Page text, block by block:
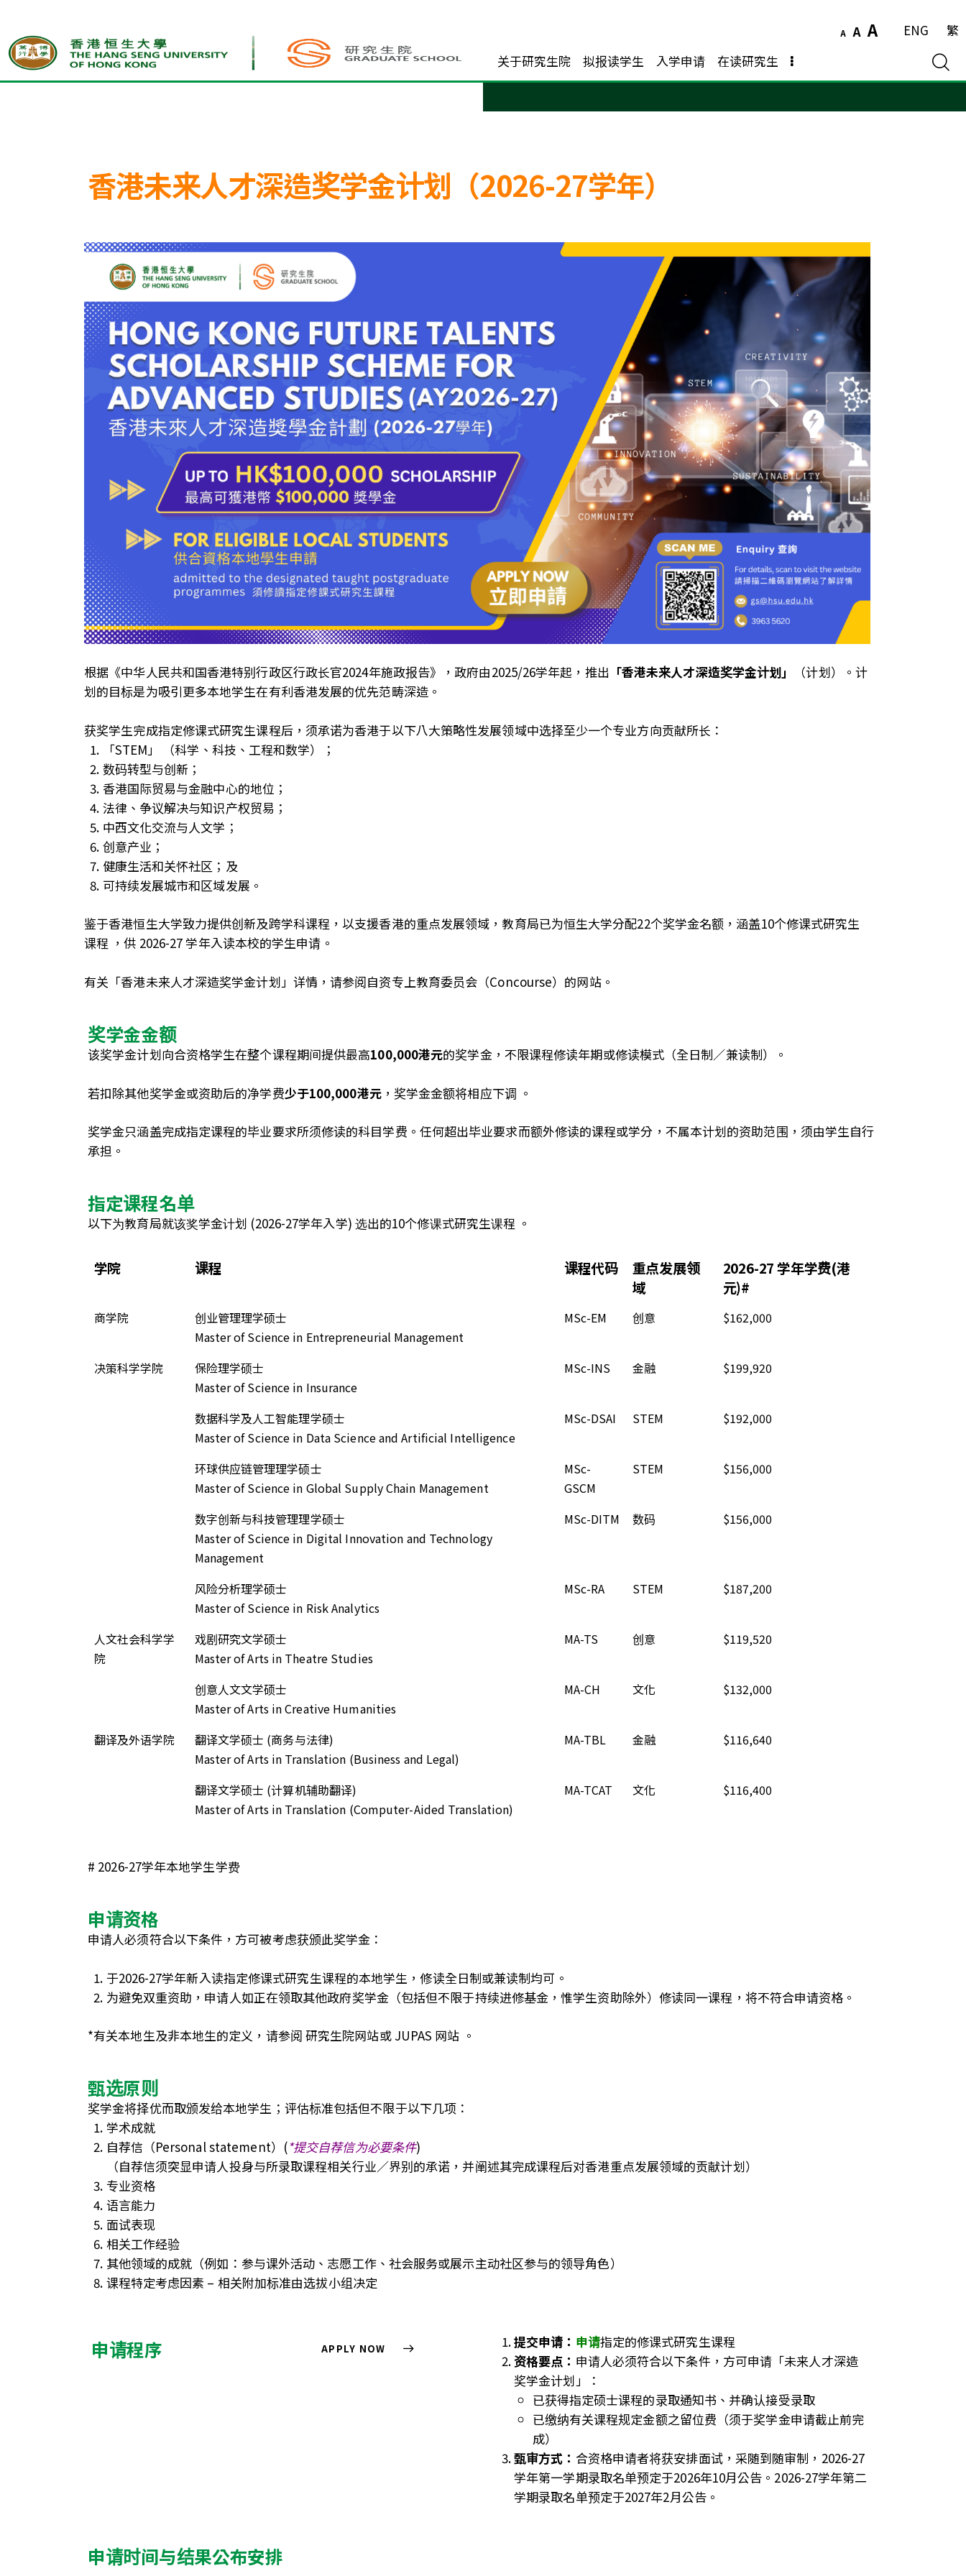
关于研究生院 拟报读学生 入学申请 在读研究生
A A A ENG 繁
香港未来人才深造奖学金计划（2026-27学年）
根据《中华人民共和国香港特别行政区行政长官2024年施政报告》，政府由2025/26学年起，推出 「香港未来人才深造奖学金计划」
（计划）。计
划的目标是为吸引更多本地学生在有利香港发展的优先范畴深造。
获奖学生完成指定修课式研究生课程后，须承诺为香港于以下八大策略性发展领域中选择至少一个专业方向贡献所长：
「STEM」 （科学、科技、工程和数学）；
数码转型与创新；
香港国际贸易与金融中心的地位；
法律、争议解决与知识产权贸易；
中西文化交流与人文学；
创意产业；
健康生活和关怀社区；及
可持续发展城市和区域发展。
鉴于香港恒生大学致力提供创新及跨学科课程，以支援香港的重点发展领域，教育局已为恒生大学分配22个奖学金名额，涵盖10个修课式研究生
课程 ，供 2026-27 学年入读本校的学生申请。
有关「香港未来人才深造奖学金计划」详情，请参阅自资专上教育委员会（Concourse）的网站。
奖学金金额
该奖学金计划向合资格学生在整个课程期间提供最高100,000港元的奖学金，不限课程修读年期或修读模式（全日制／兼读制）。
若扣除其他奖学金或资助后的净学费少于100,000港元，奖学金金额将相应下调 。
奖学金只涵盖完成指定课程的毕业要求所须修读的科目学费。任何超出毕业要求而额外修读的课程或学分，不属本计划的资助范围，须由学生自行
承担。
指定课程名单
以下为教育局就该奖学金计划 (2026-27学年入学) 选出的10个修课式研究生课程 。
学院 课程 课程代码
重点发展领
域
2026-27 学年学费(港
元)#
商学院
创业管理理学硕士
Master of Science in Entrepreneurial Management
MSc-EM 创意 $162,000
决策科学学院
保险理学硕士
Master of Science in Insurance
MSc-INS 金融 $199,920
数据科学及人工智能理学硕士
Master of Science in Data Science and Artificial Intelligence
MSc-DSAI STEM $192,000
环球供应链管理理学硕士
Master of Science in Global Supply Chain Management
MSc-
GSCM
STEM $156,000
数字创新与科技管理理学硕士
Master of Science in Digital Innovation and Technology
Management
MSc-DITM 数码 $156,000
风险分析理学硕士
Master of Science in Risk Analytics
MSc-RA STEM $187,200
人文社会科学学
院
戏剧研究文学硕士
Master of Arts in Theatre Studies
MA-TS 创意 $119,520
创意人文文学硕士
Master of Arts in Creative Humanities
MA-CH 文化 $132,000
翻译及外语学院
翻译文学硕士 (商务与法律)
Master of Arts in Translation (Business and Legal)
MA-TBL 金融 $116,640
翻译文学硕士 (计算机辅助翻译)
Master of Arts in Translation (Computer-Aided Translation)
MA-TCAT 文化 $116,400
# 2026-27学年本地学生学费
申请资格
申请人必须符合以下条件，方可被考虑获颁此奖学金：
于2026-27学年新入读指定修课式研究生课程的本地学生，修读全日制或兼读制均可。
为避免双重资助，申请人如正在领取其他政府奖学金（包括但不限于持续进修基金，惟学生资助除外）修读同一课程，将不符合申请资格。
*有关本地生及非本地生的定义，请参阅 研究生院网站或 JUPAS 网站 。
甄选原则
奖学金将择优而取颁发给本地学生；评估标准包括但不限于以下几项：
学术成就
自荐信（Personal statement）(*提交自荐信为必要条件)
（自荐信须突显申请人投身与所录取课程相关行业／界别的承诺，并阐述其完成课程后对香港重点发展领域的贡献计划）
专业资格
语言能力
面试表现
相关工作经验
其他领域的成就（例如：参与课外活动、志愿工作、社会服务或展示主动社区参与的领导角色）
课程特定考虑因素 – 相关附加标准由选拔小组决定
申请程序 APPLY NOW 提交申请： 申请指定的修课式研究生课程
资格要点： 申请人必须符合以下条件，方可申请「未来人才深造
奖学金计划」：
已获得指定硕士课程的录取通知书、并确认接受录取
已缴纳有关课程规定金额之留位费（须于奖学金申请截止前完
成）
甄审方式： 合资格申请者将获安排面试，采随到随审制，2026-27
学年第一学期录取名单预定于2026年10月公告。2026-27学年第二
学期录取名单预定于2027年2月公告。
申请时间与结果公布安排